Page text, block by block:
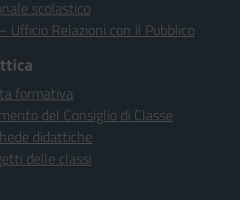
scolastico
Ufficio Relazioni con il Pubblico
formativa
del Consiglio di Classe
didattiche
delle classi